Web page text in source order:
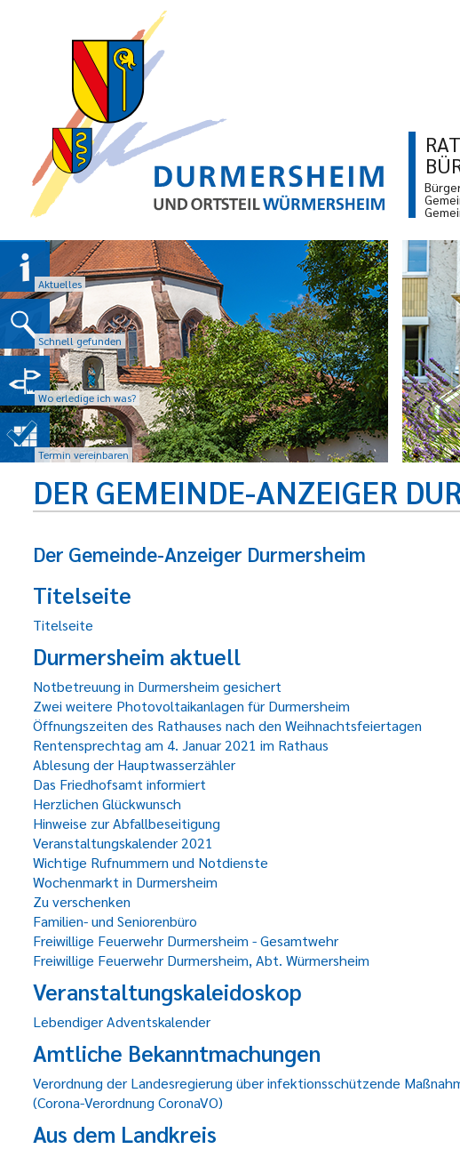
Aktuelles
Schnell gefunden
Wo erledige ich was?
Termin vereinbaren
DER GEMEINDE-ANZEIGER
Der Gemeinde-Anzeiger Durmersheim
Titelseite
Titelseite
Durmersheim aktuell
Notbetreuung in Durmersheim gesichert
Zwei weitere Photovoltaikanlagen für Durmersheim
Öffnungszeiten des Rathauses nach den Weihnachtsfeiertagen
Rentensprechtag am 4. Januar 2021 im Rathaus
Ablesung der Hauptwasserzähler
Das Friedhofsamt informiert
Herzlichen Glückwunsch
Hinweise zur Abfallbeseitigung
Veranstaltungskalender 2021
Wichtige Rufnummern und Notdienste
Wochenmarkt in Durmersheim
Zu verschenken
Familien- und Seniorenbüro
Freiwillige Feuerwehr Durmersheim - Gesamtwehr
Freiwillige Feuerwehr Durmersheim, Abt. Würmersheim
Veranstaltungskaleidoskop
Lebendiger Adventskalender
Amtliche Bekanntmachungen
Verordnung der Landesregierung über infektionsschützende
(Corona-Verordnung CoronaVO)
Aus dem Landkreis